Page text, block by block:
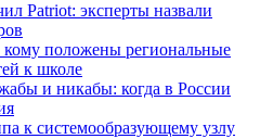
Patriot: эксперты назвали
кому положены региональные
к школе
и никабы: когда в России
к системообразующему узлу